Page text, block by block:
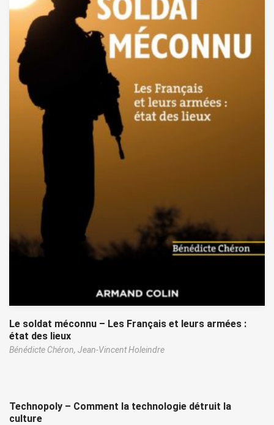
Le soldat méconnu – Les Français et leurs armées :
état des lieux
Bénédicte Chéron, Jean-Vincent Holeindre
Technopoly – Comment la technologie détruit la
culture